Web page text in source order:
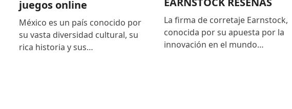
juegos online
México es un país conocido por
su vasta diversidad cultural, su
rica historia y sus…
La firma de corretaje Earnstock,
conocida por su apuesta por la
innovación en el mundo…